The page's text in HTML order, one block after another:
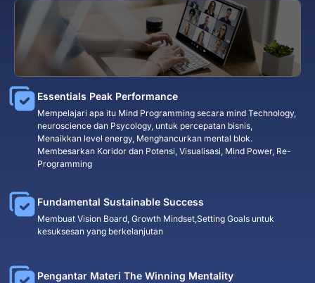
Essentials Peak Performance
Mempelajari apa itu Mind Programming secara mind Technology,
neuroscience dan Psycology, untuk percepatan bisnis,
Menaikkan level energy, Menghancurkan mental blok.
Membesarkan Koridor dan Potensi, Visualisasi, Mind Power, Re-
Programming
Fundamental Sustainable Success
Membuat Vision Board, Growth Mindset,Setting Goals untuk
kesuksesan yang berkelanjutan
Pengantar Materi The Winning Mentality